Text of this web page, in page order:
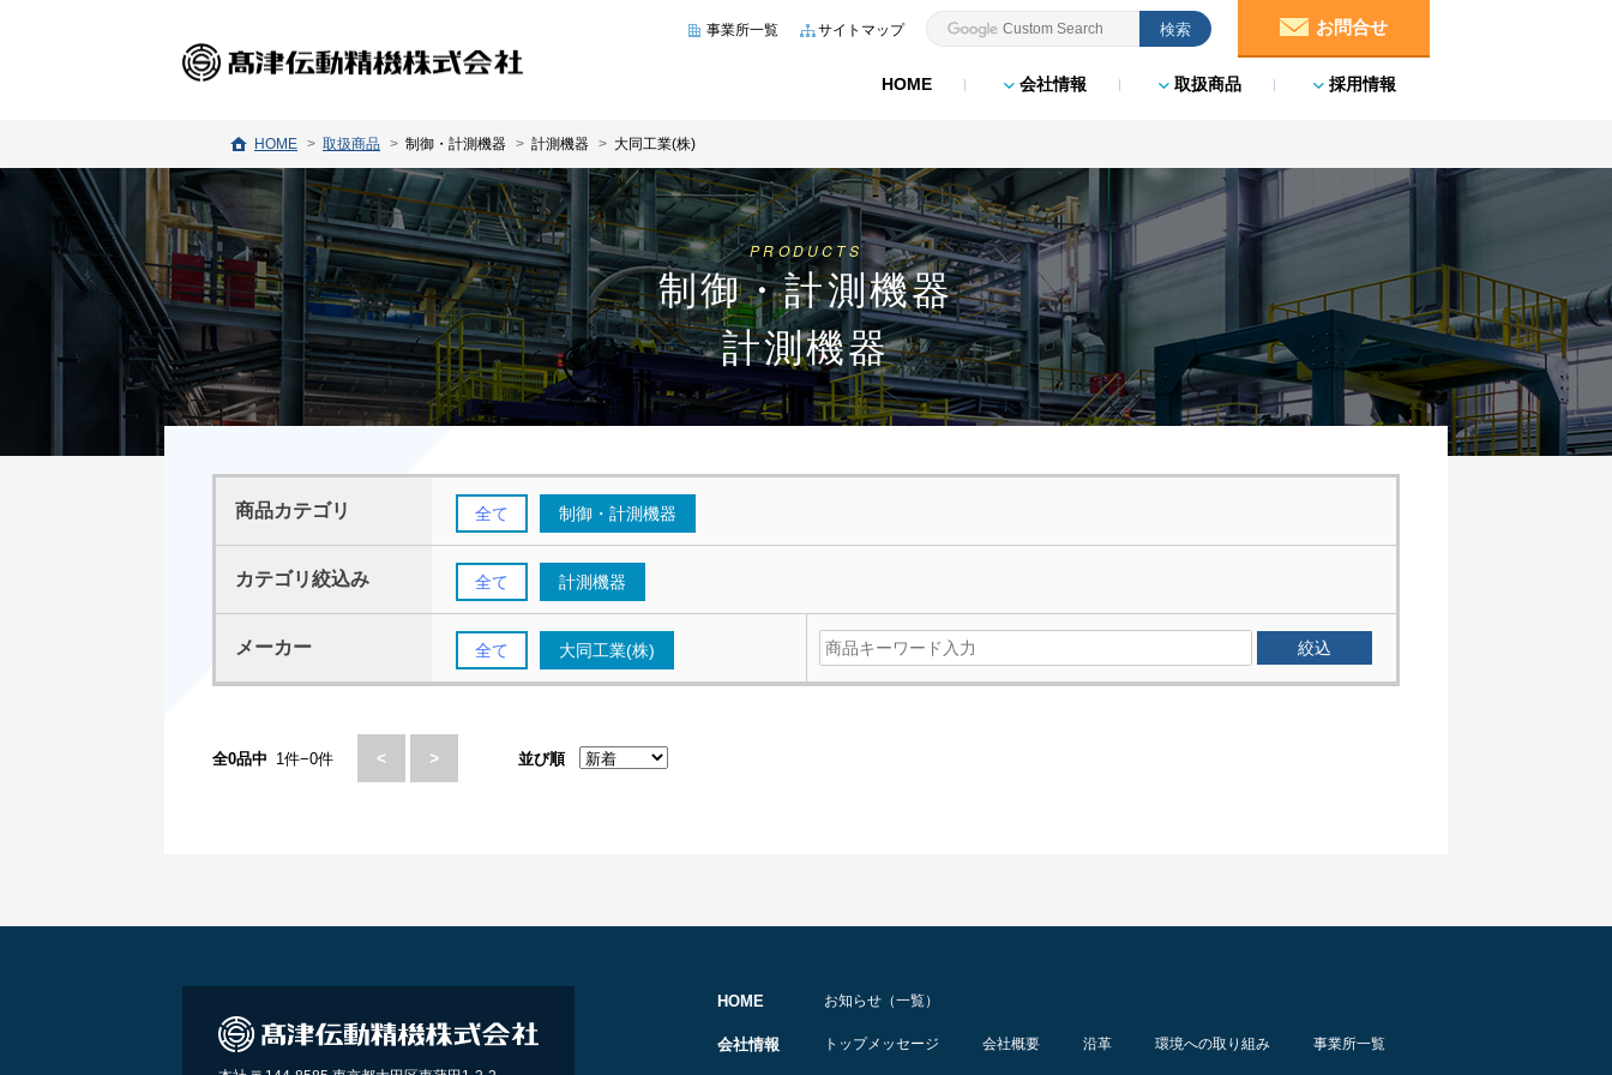
HOME 会社情報 取扱商品 採用情報
事業所一覧 サイトマップ お問合せ
HOME 取扱商品 制御・計測機器 計測機器 大同工業(株)
PRODUCTS
制御・計測機器
計測機器
商品カテゴリ 全て 制御・計測機器
カテゴリ絞込み 全て 計測機器
メーカー 全て 大同工業(株)
全0品中 1件−0件 < > 並び順
HOME お知らせ（一覧）
会社情報 トップメッセージ 会社概要 沿革 環境への取り組み 事業所一覧